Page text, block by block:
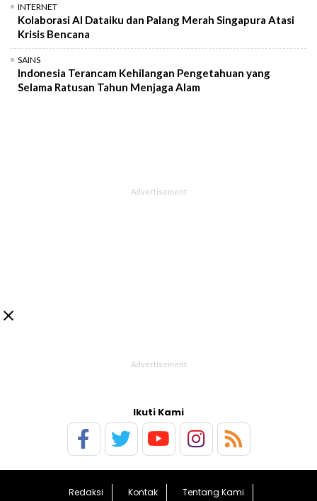
INTERNET
Kolaborasi AI Dataiku dan Palang Merah Singapura Atasi
Krisis Bencana
SAINS
Indonesia Terancam Kehilangan Pengetahuan yang
Selama Ratusan Tahun Menjaga Alam

Ikuti Kami
Redaksi Kontak Tentang Kami